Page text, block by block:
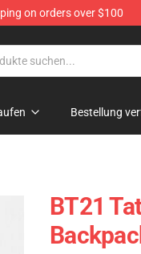
on orders over $100
Bestellung
BT21